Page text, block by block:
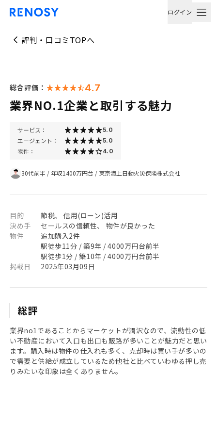
ログイン
評判・口コミTOPへ
総合評価： 4.7
業界NO.1企業と取引する魅力
サービス： 5.0
エージェント： 5.0
物件： 4.0
30代前半 / 年収1400万円台 / 東京海上日動火災保険株式会社
目的
節税、 信用(ローン)活用
決め手
セールスの信頼性、 物件が良かった
物件
追加購入2件
駅徒歩11分 / 築9年 / 4000万円台前半
駅徒歩1分 / 築10年 / 4000万円台前半
掲載日
2025年03月09日
総評
業界no1であることからマーケットが潤沢なので、流動性の低
い不動産において入口も出口も販路が多いことが魅力だと思い
ます。購入時は物件の仕入れも多く、売却時は買い手が多いの
で需要と供給が成立しているため他社と比べていわゆる押し売
りみたいな印象は全くありません。